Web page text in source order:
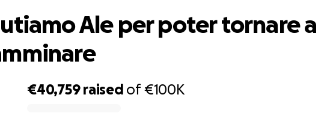
€40,759 raised of€100K
Ale per poter tornare a